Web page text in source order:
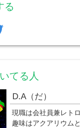
る
てる人
D.A（だ）
現職は会社員兼レト
趣味はアクアリウム